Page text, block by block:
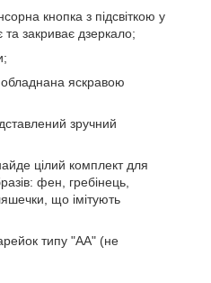
кнопка з підсвіткою у
закриває дзеркало;
яскравою
зручний
цілий комплект для
фен, гребінець,
що імітують
типу "АА" (не